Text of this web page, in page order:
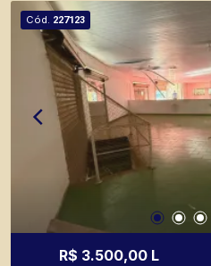
Cód. 227123
R$ 3.500,00 L